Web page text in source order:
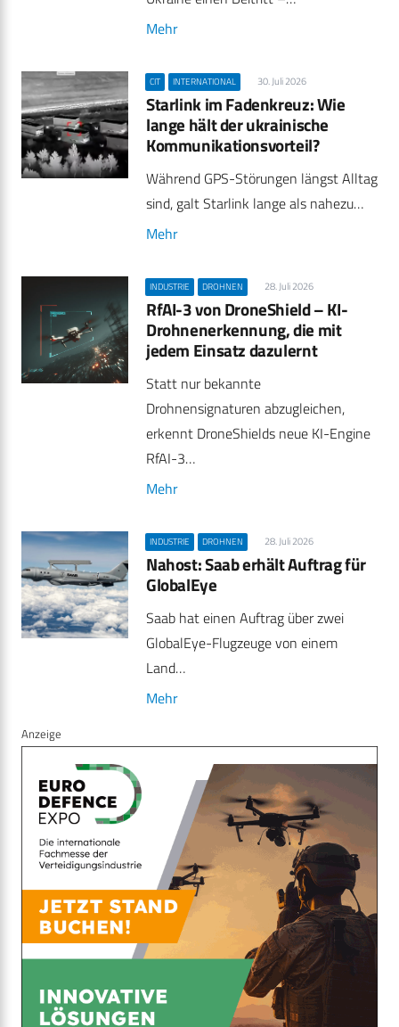
Mehr
CIT INTERNATIONAL 30. Juli 2026
Starlink im Fadenkreuz: Wie
lange hält der ukrainische
Kommunikationsvorteil?
Während GPS-Störungen längst Alltag
sind, galt Starlink lange als nahezu…
Mehr
INDUSTRIE DROHNEN 28. Juli 2026
RfAI-3 von DroneShield – KI-
Drohnenerkennung, die mit
jedem Einsatz dazulernt
Statt nur bekannte
Drohnensignaturen abzugleichen,
erkennt DroneShields neue KI-Engine
RfAI-3…
Mehr
INDUSTRIE DROHNEN 28. Juli 2026
Nahost: Saab erhält Auftrag für
GlobalEye
Saab hat einen Auftrag über zwei
GlobalEye-Flugzeuge von einem
Land…
Mehr
Anzeige